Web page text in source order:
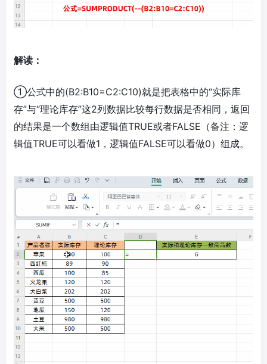
解读：
①公式中的(B2:B10=C2:C10)就是把表格中的“实际库
存”与“理论库存”这2列数据比较每行数据是否相同，返回
的结果是一个数组由逻辑值TRUE或者FALSE（备注：逻
辑值TRUE可以看做1，逻辑值FALSE可以看做0）组成。